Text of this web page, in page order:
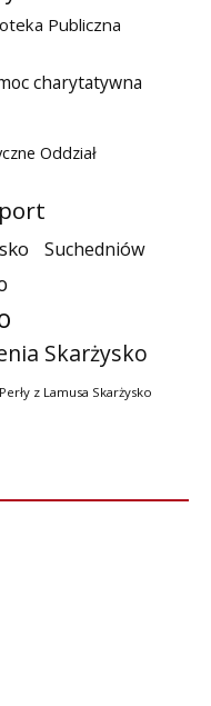
Publiczna
charytatywna
Oddział
Suchedniów
Skarżysko
z Lamusa Skarżysko